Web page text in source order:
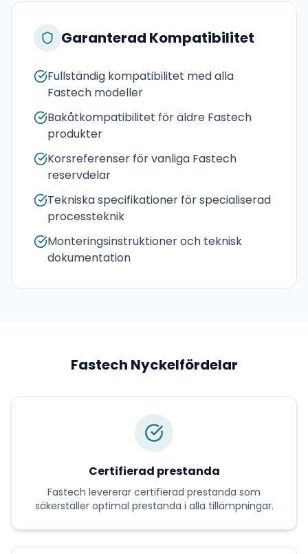
Garanterad Kompatibilitet
Fullständig kompatibilitet med alla
Fastech modeller
Bakåtkompatibilitet för äldre Fastech
produkter
Korsreferenser för vanliga Fastech
reservdelar
Tekniska specifikationer för specialiserad
processteknik
Monteringsinstruktioner och teknisk
dokumentation
Fastech Nyckelfördelar
Certifierad prestanda
Fastech levererar certifierad prestanda som
säkerställer optimal prestanda i alla tillämpningar.